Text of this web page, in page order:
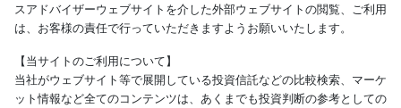
スアドバイザーウェブサイトを介した外部ウェブサイトの閲覧、ご利用
は、お客様の責任で行っていただきますようお願いいたします。
【当サイトのご利用について】
当社がウェブサイト等で展開している投資信託などの比較検索、マーケ
ット情報など全てのコンテンツは、あくまでも投資判断の参考としての